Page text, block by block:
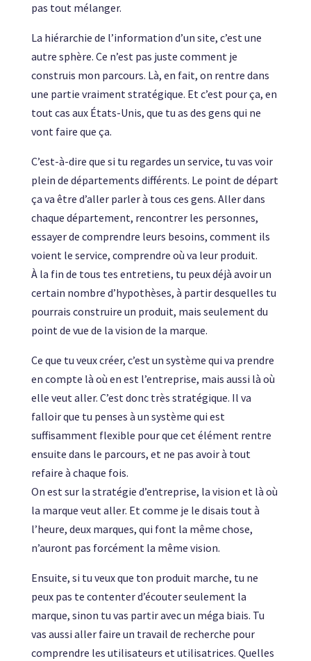
pas tout mélanger.
La hiérarchie de l’information d’un site, c’est une
autre sphère. Ce n’est pas juste comment je
construis mon parcours. Là, en fait, on rentre dans
une partie vraiment stratégique. Et c’est pour ça, en
tout cas aux États-Unis, que tu as des gens qui ne
vont faire que ça.
C’est-à-dire que si tu regardes un service, tu vas voir
plein de départements différents. Le point de départ
ça va être d’aller parler à tous ces gens. Aller dans
chaque département, rencontrer les personnes,
essayer de comprendre leurs besoins, comment ils
voient le service, comprendre où va leur produit.
À la fin de tous tes entretiens, tu peux déjà avoir un
certain nombre d’hypothèses, à partir desquelles tu
pourrais construire un produit, mais seulement du
point de vue de la vision de la marque.
Ce que tu veux créer, c’est un système qui va prendre
en compte là où en est l’entreprise, mais aussi là où
elle veut aller. C’est donc très stratégique. Il va
falloir que tu penses à un système qui est
suffisamment flexible pour que cet élément rentre
ensuite dans le parcours, et ne pas avoir à tout
refaire à chaque fois.
On est sur la stratégie d’entreprise, la vision et là où
la marque veut aller. Et comme je le disais tout à
l’heure, deux marques, qui font la même chose,
n’auront pas forcément la même vision.
Ensuite, si tu veux que ton produit marche, tu ne
peux pas te contenter d’écouter seulement la
marque, sinon tu vas partir avec un méga biais. Tu
vas aussi aller faire un travail de recherche pour
comprendre les utilisateurs et utilisatrices. Quelles